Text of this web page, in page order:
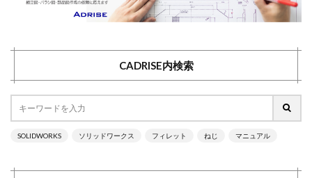
CADRISE内検索
SOLIDWORKS ソリッドワークス フィレット ねじ マニュアル